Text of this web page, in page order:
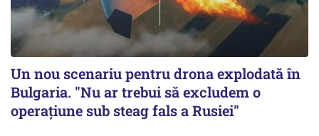
Un nou scenariu pentru drona explodată în
Bulgaria. "Nu ar trebui să excludem o
operațiune sub steag fals a Rusiei"